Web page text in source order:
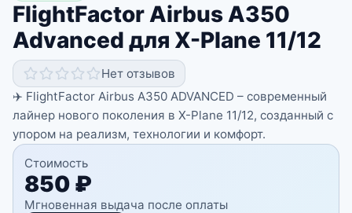
FlightFactor Airbus A350
Advanced для X-Plane 11/12
Нет отзывов
✈️ FlightFactor Airbus A350 ADVANCED – современный
лайнер нового поколения в X-Plane 11/12, созданный с
упором на реализм, технологии и комфорт.
Стоимость
850 ₽
Мгновенная выдача после оплаты